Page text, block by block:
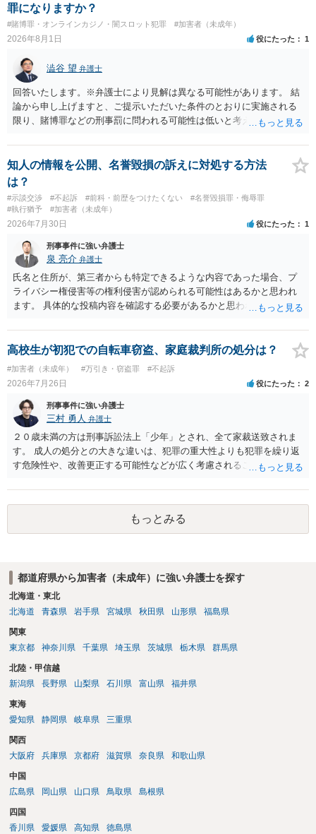
罪になりますか？
#賭博罪・オンラインカジノ・闇スロット犯罪 #加害者（未成年）
2026年8月1日 役にたった 1
澁谷 望 弁護士
回答いたします。※弁護士により見解は異なる可能性があります。 結
論から申し上げますと、ご提示いただいた条件のとおりに実施される
限り、賭博罪などの刑事罰に問われる可能性は低いと考えられます
答】 賭博罪は、参加者が互いに財物を賭けてその得喪を争う場合に成
立します。 質問者様がご自身のポケットマネーから懸賞として賞金を
出し、参加者からの参加費が全額会場レンタル費用に充てられて賞金
原資と完全に分離されている場合、参加者が自らの財物を失うリスク
が存在しないため賭博罪には該当しないとする見解が一般的です。ま
た、利益を得る目的もないため賭博場開帳図利罪も成立しないと考え
事・行政上の観点から以下の点が考慮されます。景品表示法について
は事業者が顧客を誘引するためのものではないため対象外と考えられ
ますが、自治会館の利用規約（目的外利用や金銭徴収の可否など）へ
の抵触が問題となることがあります。 【質問3への回答】 主催者とし
ての注意点として、まず参加費がすべて会場代の実費に充てられてい
とを明確にしておくことが大切です。また、自治会館の管理者に対
し、参加費の集金を含む利用目的を事前に正確に伝えて了解を得てお
知人の情報を公開、名誉毀損の訴えに対処する方法
は？
#示談交渉 #不起訴 #前科・前歴をつけたくない
#名誉毀損罪・侮辱罪
#執行猶予
#加害者（未成年）
2026年7月30日 役にたった 1
刑事事件に強い弁護士
泉 亮介 弁護士
氏名と住所が、第三者からも特定できるような内容であった場合、プ
ライバシー権侵害等の権利侵害が認められる可能性はあるかと思われ
ます。 具体的な投稿内容を確認する必要があるかと思われますので、
でしょう。
高校生が初犯での自転車窃盗、家庭裁判所の処分は？
#加害者（未成年） #万引き・窃盗罪 #不起訴
2026年7月26日 役にたった 2
刑事事件に強い弁護士
三村 勇人 弁護士
２０歳未満の方は刑事訴訟法上「少年」とされ、全て家裁送致されま
す。 成人の処分との大きな違いは、犯罪の重大性よりも犯罪を繰り返
す危険性や、改善更正する可能性などが広く考慮されることです。 そ
年とされ、犯罪を犯していなくとも、不良交友等が原因で、保護観察
や少年院送致される可能性もあります。 本件生活状況が分かりません
ので、適切なアドバイスがしにくいのですが、通常初犯の自転車窃盗
で生活環境が整っていれば、審判不開始か不処分となる可能性はあり
もっとみる
都道府県から加害者（未成年）に強い弁護士を探す
北海道・東北
北海道
青森県 岩手県 宮城県 秋田県 山形県 福島県
関東
東京都
神奈川県 千葉県 埼玉県 茨城県 栃木県 群馬県
北陸・甲信越
新潟県
長野県 山梨県 石川県 富山県 福井県
東海
愛知県
静岡県 岐阜県 三重県
関西
大阪府
兵庫県 京都府 滋賀県 奈良県 和歌山県
中国
広島県
岡山県 山口県 鳥取県 島根県
四国
香川県
愛媛県 高知県 徳島県